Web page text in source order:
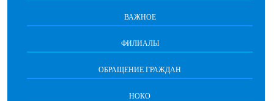
ВАЖНОЕ
ФИЛИАЛЫ
ОБРАЩЕНИЕ ГРАЖДАН
НОКО